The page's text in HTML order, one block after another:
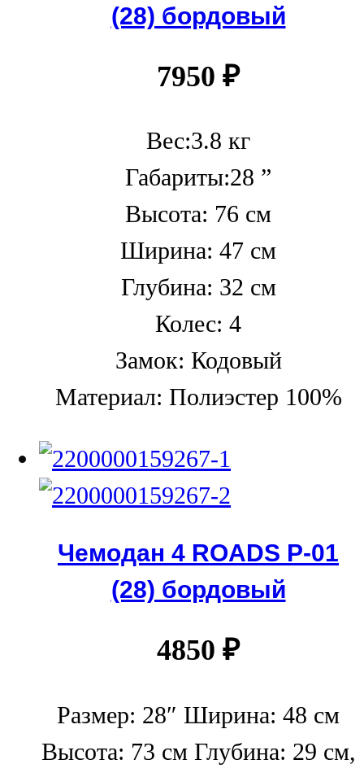
(28) бордовый
7950 ₽
Вес:3.8 кг
Габариты:28 ”
Высота: 76 см
Ширина: 47 см
Глубина: 32 см
Колес: 4
Замок: Кодовый
Материал: Полиэстер 100%
Чемодан 4 ROADS Р-01
(28) бордовый
4850 ₽
Размер: 28″ Ширина: 48 см
Высота: 73 см Глубина: 29 см,